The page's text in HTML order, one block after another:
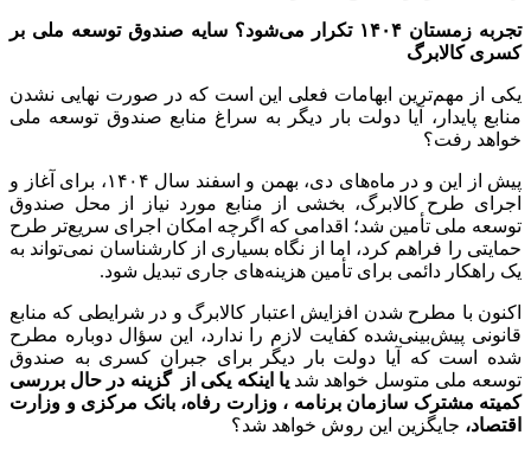
تجربه زمستان ۱۴۰۴ تکرار می‌شود؟ سایه صندوق توسعه ملی بر
کسری کالابرگ
یکی از مهم‌ترین ابهامات فعلی این است که در صورت نهایی نشدن
منابع پایدار، آیا دولت بار دیگر به سراغ منابع صندوق توسعه ملی
خواهد رفت؟
پیش از این و در ماه‌های دی، بهمن و اسفند سال ۱۴۰۴، برای آغاز و
اجرای طرح کالابرگ، بخشی از منابع مورد نیاز از محل صندوق
توسعه ملی تأمین شد؛ اقدامی که اگرچه امکان اجرای سریع‌تر طرح
حمایتی را فراهم کرد، اما از نگاه بسیاری از کارشناسان نمی‌تواند به
یک راهکار دائمی برای تأمین هزینه‌های جاری تبدیل شود.
اکنون با مطرح شدن افزایش اعتبار کالابرگ و در شرایطی که منابع
قانونی پیش‌بینی‌شده کفایت لازم را ندارد، این سؤال دوباره مطرح
شده است که آیا دولت بار دیگر برای جبران کسری به صندوق
توسعه ملی متوسل خواهد شد یا اینکه یکی از گزینه در حال بررسی
کمیته مشترک سازمان برنامه ، وزارت رفاه، بانک مرکزی و وزارت
اقتصاد، جایگزین این روش خواهد شد؟